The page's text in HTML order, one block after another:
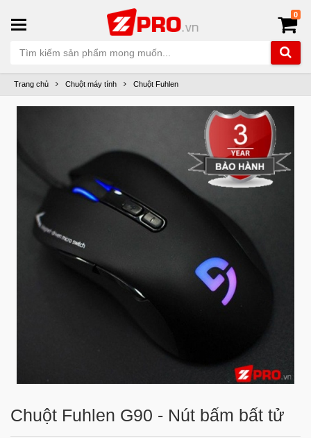
0
Trang chủ Chuột máy tính Chuột Fuhlen
Chuột Fuhlen G90 - Nút bấm bất tử